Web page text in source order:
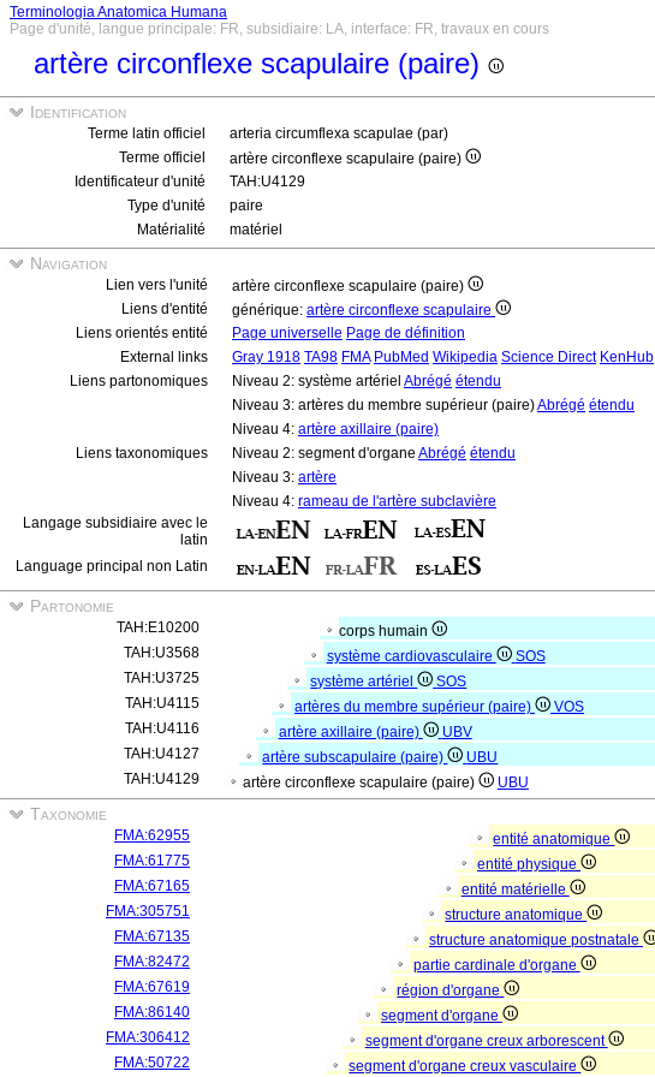
Terminologia Anatomica Humana
Page d'unité, langue principale: FR, subsidiaire: LA, interface: FR, travaux en cours
artère circonflexe scapulaire (paire)
Identification
Terme latin officiel
arteria circumflexa scapulae (par)
Terme officiel
artère circonflexe scapulaire (paire)
Identificateur d'unité
TAH:U4129
Type d'unité
paire
Matérialité
matériel
Navigation
Lien vers l'unité
artère circonflexe scapulaire (paire)
Liens d'entité
générique: artère circonflexe scapulaire
Liens orientés entité
Page universelle Page de définition
External links
Gray 1918 TA98 FMA PubMed Wikipedia Science Direct KenHub
Liens partonomiques
Niveau 2: système artériel Abrégé étendu
Niveau 3: artères du membre supérieur (paire)Abrégé étendu
Niveau 4: artère axillaire (paire)
Liens taxonomiques
Niveau 2: segment d'organe Abrégé étendu
Niveau 3: artère
Niveau 4: rameau de l'artère subclavière
Langage subsidiaire avec le
latin
Language principal non Latin
Partonomie
TAH:E10200
corps humain
TAH:U3568
système cardiovasculaire
SOS
TAH:U3725
système artériel
SOS
TAH:U4115
artères du membre supérieur (paire)
VOS
TAH:U4116
artère axillaire (paire)
UBV
TAH:U4127
artère subscapulaire (paire)
UBU
TAH:U4129
artère circonflexe scapulaire (paire) UBU
Taxonomie
FMA:62955
entité anatomique
FMA:61775
entité physique
FMA:67165
entité matérielle
FMA:305751
structure anatomique
FMA:67135
structure anatomique postnatale
FMA:82472
partie cardinale d'organe
FMA:67619
région d'organe
FMA:86140
segment d'organe
FMA:306412
segment d'organe creux arborescent
FMA:50722
segment d'organe creux vasculaire